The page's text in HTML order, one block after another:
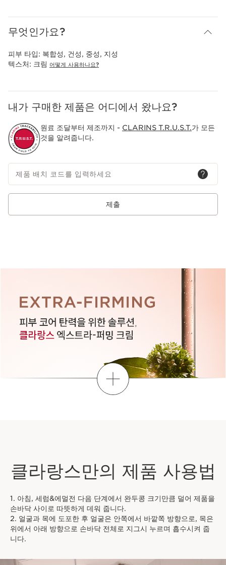
무엇인가요?
피부 타입: 복합성, 건성, 중성, 지성
텍스처: 크림 어떻게 사용하나요?
내가 구매한 제품은 어디에서 왔나요?
원료 조달부터 제조까지 - CLARINS T.R.U.S.T.가 모든
것을 알려줍니다.
제품 배치 코드를 입력하세요
제출
더보기
클라랑스만의 제품 사용법
1. 아침, 세럼&에멀전 다음 단계에서 완두콩 크기만큼 덜어 제품을
손바닥 사이로 따뜻하게 데워 줍니다.
2. 얼굴과 목에 도포한 후 얼굴은 안쪽에서 바깥쪽 방향으로, 목은
위에서 아래 방향으로 손바닥 전체로 지그시 누르며 흡수시켜 줍
니다.